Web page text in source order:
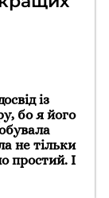
із
бо я його
не тільки
простий. І